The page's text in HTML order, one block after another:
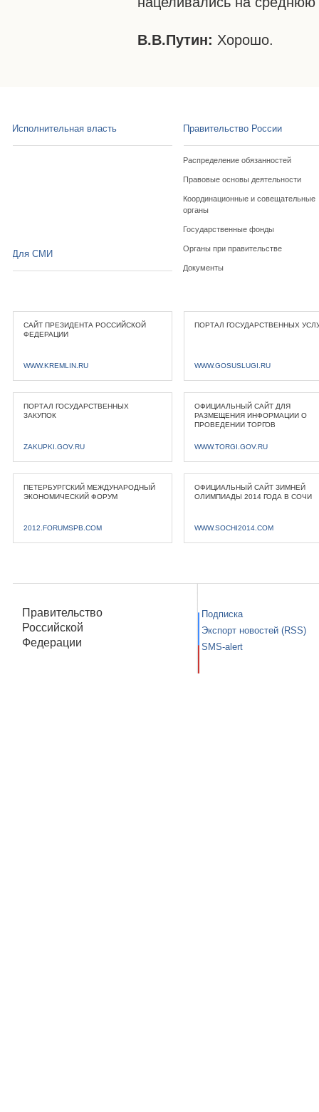
В.В.Путин: Хорошо.
Исполнительная власть Правительство России
Распределение обязанностей
Правовые основы деятельности
Координационные и совещательные
органы
Государственные фонды
Органы при правительстве
Документы
Для СМИ
САЙТ ПРЕЗИДЕНТА РОССИЙСКОЙ
ФЕДЕРАЦИИ
WWW.KREMLIN.RU
ПОРТАЛ ГОСУДАРСТВЕННЫХ
WWW.GOSUSLUGI.RU
ПОРТАЛ ГОСУДАРСТВЕННЫХ
ЗАКУПОК
ZAKUPKI.GOV.RU
ОФИЦИАЛЬНЫЙ САЙТ ДЛЯ
РАЗМЕЩЕНИЯ ИНФОРМАЦИИ О
ПРОВЕДЕНИИ ТОРГОВ
WWW.TORGI.GOV.RU
ПЕТЕРБУРГСКИЙ МЕЖДУНАРОДНЫЙ
ЭКОНОМИЧЕСКИЙ ФОРУМ
2012.FORUMSPB.COM
ОФИЦИАЛЬНЫЙ САЙТ ЗИМНЕЙ
ОЛИМПИАДЫ 2014 ГОДА В СОЧИ
WWW.SOCHI2014.COM
Правительство
Российской
Федерации
Подписка
Экспорт новостей (RSS)
SMS-alert